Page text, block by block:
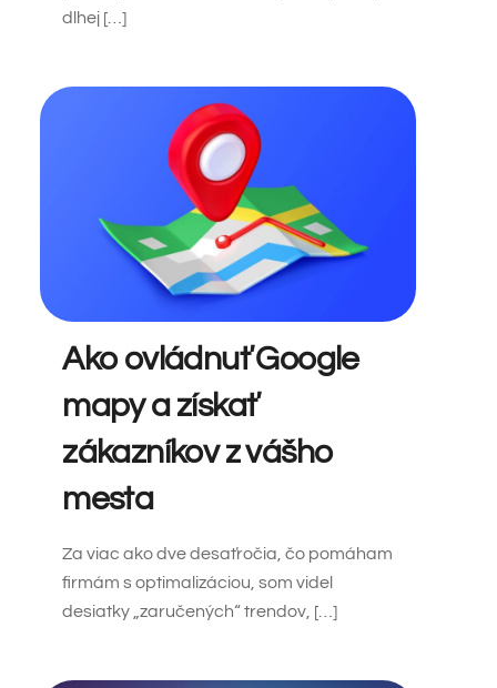
dlhej […]
Ako ovládnuť Google
mapy a získať
zákazníkov z vášho
mesta
Za viac ako dve desaťročia, čo pomáham
firmám s optimalizáciou, som videl
desiatky „zaručených“ trendov, […]